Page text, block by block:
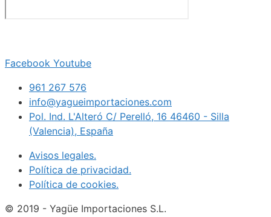
Facebook Youtube
961 267 576
info@yagueimportaciones.com
Pol. Ind. L'Alteró C/ Perelló, 16 46460 - Silla
(Valencia), España
Avisos legales.
Política de privacidad.
Política de cookies.
© 2019 - Yagüe Importaciones S.L.